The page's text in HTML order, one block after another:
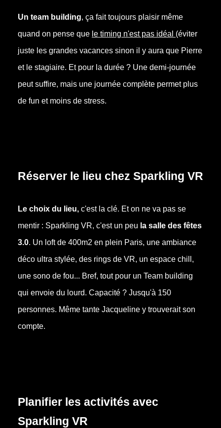
Un team building, ça fait toujours plaisir même
quand on pense que le timing n'est pas idéal (éviter
juste les grandes vacances sinon il y aura que Pierre
et le stagiaire. Et pour la durée ? Une demi-journée
peut suffire, mais une journée complète permet plus
de fun et moins de stress.
Réserver le lieu chez Sparkling VR
Le choix du lieu, c'est la clé. Et on ne va pas se
mentir : Sparkling VR, c'est un peu la salle des fêtes
3.0. Un loft de 400m2 en plein Paris, une ambiance
déco ultra stylée, des rings de VR, un espace chill,
une sono de fou... Bref, tout pour un Team building
qui envoie du lourd. Capacité ? Jusqu'à 150
personnes. Même tante Jacqueline y trouverait son
compte.
Planifier les activités avec
Sparkling VR